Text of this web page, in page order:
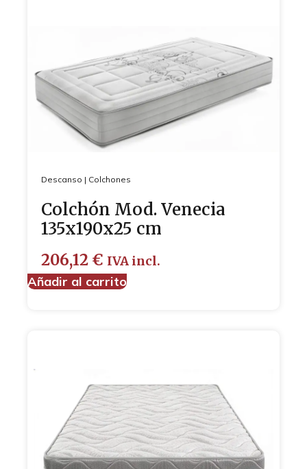
Descanso | Colchones
Colchón Mod. Venecia
135x190x25 cm
206,12 € IVA incl.
Añadir al carrito